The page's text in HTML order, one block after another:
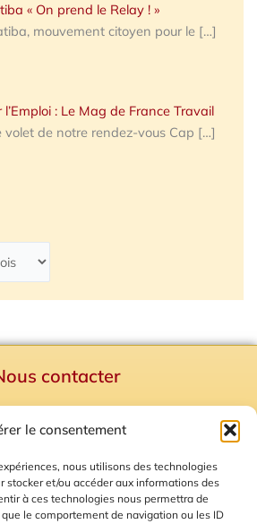
le consentement
nous utilisons des technologies
stocker et/ou accéder aux informations des
à ces technologies nous permettra de
le comportement de navigation ou les ID
« On prend le Relay ! »
mouvement citoyen pour le […]
l’Emploi : Le Mag de France Travail
volet de notre rendez-vous Cap […]
contacter
Plan du site
des Cookies